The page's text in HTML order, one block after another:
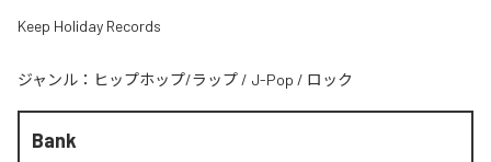
Keep Holiday Records
ジャンル： ヒップホップ/ラップ / J-Pop / ロック
Bank